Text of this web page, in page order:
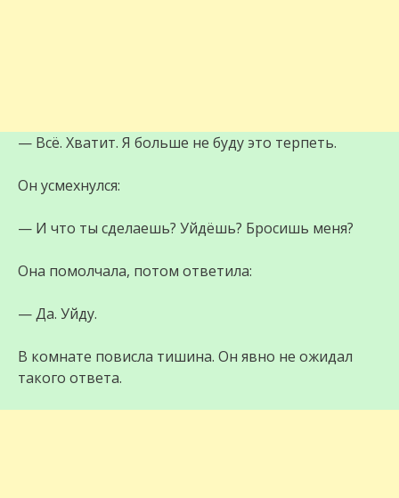
— Всё. Хватит. Я больше не буду это терпеть.
Он усмехнулся:
— И что ты сделаешь? Уйдёшь? Бросишь меня?
Она помолчала, потом ответила:
— Да. Уйду.
В комнате повисла тишина. Он явно не ожидал
такого ответа.